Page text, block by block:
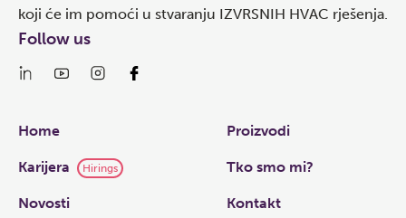
koji će im pomoći u stvaranju IZVRSNIH HVAC rješenja.
Links
Home Proizvodi
Karijera Hirings Tko smo mi?
Novosti Kontakt
Follow us